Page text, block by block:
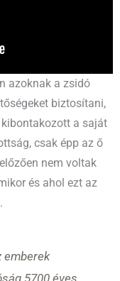
azoknak a zsidó
biztosítani,
a saját
csak épp az ő
nem voltak
és ahol ezt az
emberek